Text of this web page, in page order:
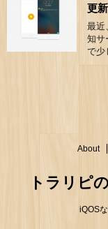
更
最近
知サ
で少
About
トラリピ
iQOS